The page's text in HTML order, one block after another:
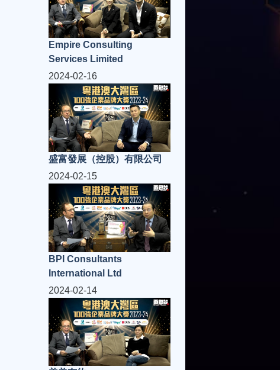
Empire Consulting
Services Limited
2024-02-16
盛富發展（控股）有限公司
2024-02-15
BPI Consultants
International Ltd
2024-02-14